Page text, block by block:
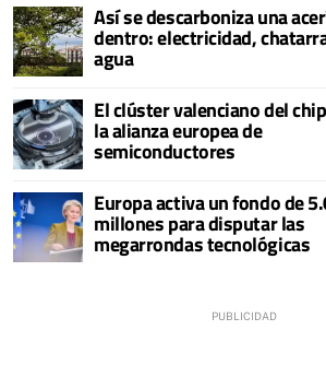
Así se descarboniza una
dentro: electricidad,
agua
El clúster valenciano del
la alianza europea de
semiconductores
Europa activa un fondo de
millones para disputar las
megarrondas tecnológicas